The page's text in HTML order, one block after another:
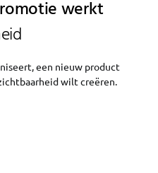
werkt
een nieuw product
wilt creëren.